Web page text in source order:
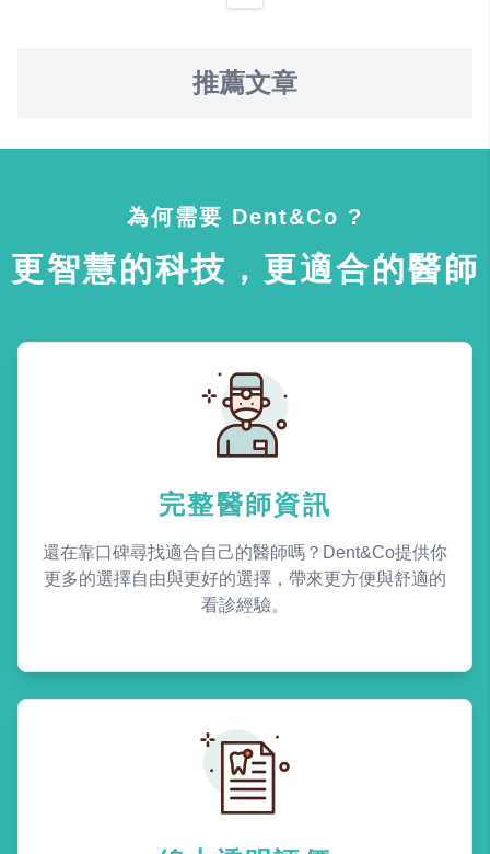
推薦文章
為何需要 Dent&Co ?
更智慧的科技，更適合的醫師
完整醫師資訊
還在靠口碑尋找適合自己的醫師嗎？Dent&Co提供你
更多的選擇自由與更好的選擇，帶來更方便與舒適的
看診經驗。